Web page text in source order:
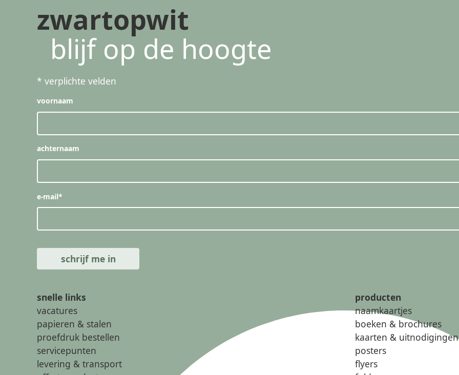
zwartopwit
blijf op de hoogte
* verplichte velden
voornaam
achternaam
e-mail*
snelle links
vacatures
papieren & stalen
proefdruk bestellen
servicepunten
levering & transport
producten
naamkaartjes
boeken & brochures
kaarten & uitnodigingen
posters
flyers